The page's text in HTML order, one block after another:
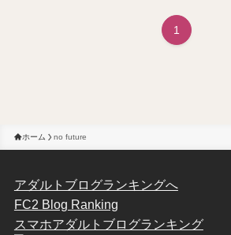
1
ホーム no future
アダルトブログランキングへ
FC2 Blog Ranking
スマホアダルトブログランキング